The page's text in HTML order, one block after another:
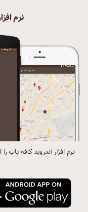
نرم
نرم افزار اندروید کافه یاب